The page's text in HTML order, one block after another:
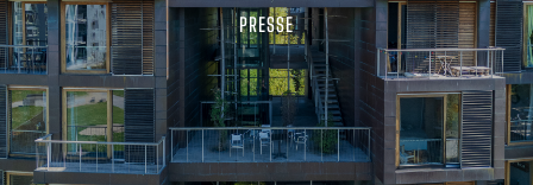
PRESSE